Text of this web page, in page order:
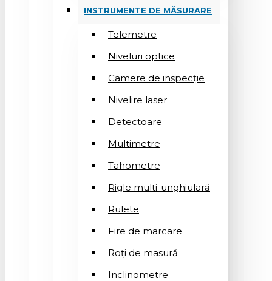
INSTRUMENTE DE MĂSURARE
Telemetre
Niveluri optice
Camere de inspecție
Nivelire laser
Detectoare
Multimetre
Tahometre
Rigle multi-unghiulară
Rulete
Fire de marcare
Roți de masură
Inclinometre